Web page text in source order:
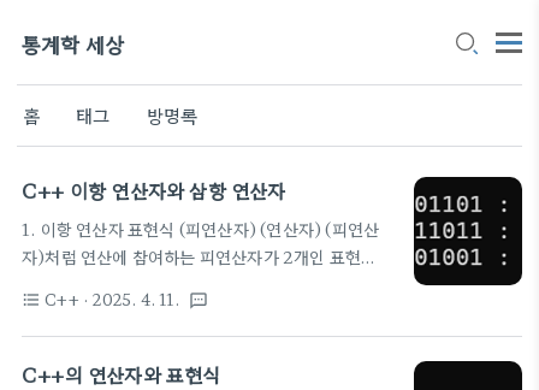
통계학 세상
홈 태그 방명록
C++ 이항 연산자와 삼항 연산자
1. 이항 연산자 표현식 (피연산자) (연산자) (피연산
자)처럼 연산에 참여하는 피연산자가 2개인 표현
함 1) 산술연산자(수치 계산) 대입: a = 10 더하기: a
+ b 빼기: a - b 곱하기: a * b 나누기: a / b 나머지: a
% b 2) 관계 연산자 (true/ false로 관계 평가) 같음
format_list_bulleted C++ · 2025. 4. 11. textsms
C++의 연산자와 표현식